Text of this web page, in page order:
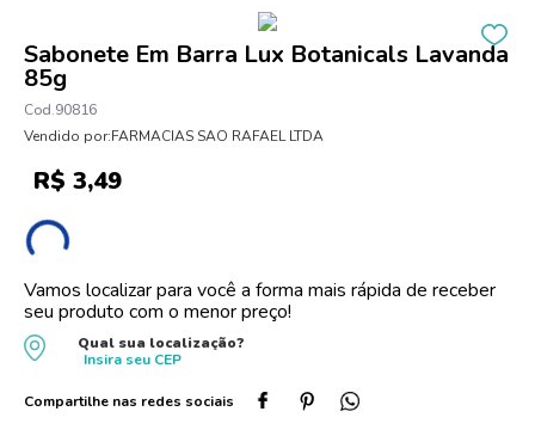
Sabonete Em Barra Lux Botanicals Lavanda
85g
90816
Vendido por:FARMACIAS SAO RAFAEL LTDA
R$ 3,49
Vamos localizar para você a forma mais rápida de receber
seu produto com o menor preço!
Qual sua localização?
Insira seu CEP
4º elseve
5º teste gravidez
6º tintura cabelo
7º oleo
8º
10ºprotetor solar